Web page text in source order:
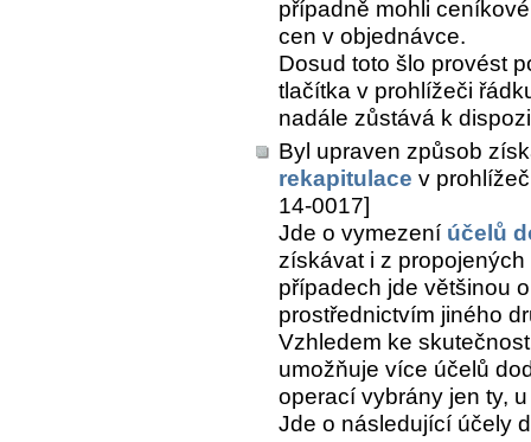
případně mohli
cen v objednávce.
Dosud toto šlo provést
tlačítka v prohlížeči
nadále zůstává k
Byl upraven způsob
rekapitulace v
14-0017]
Jde o vymezení účelů
získávat i z
případech jde většinou
prostřednictvím jiného
Vzhledem ke
umožňuje více účelů
operací vybrány jen ty,
Jde o následující účely